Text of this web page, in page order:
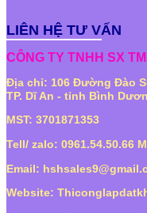
LIÊN HỆ TƯ VẤN
CÔNG TY TNHH SX
Địa chỉ: 106 Đường Đào
TP. Dĩ An - tỉnh Bình
MST: 3701871353
Tell/ zalo: 0961.54.50.66
Email:
Website: